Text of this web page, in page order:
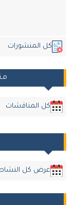
المنشورات
كل المناقشات
عرض كل النشاطات